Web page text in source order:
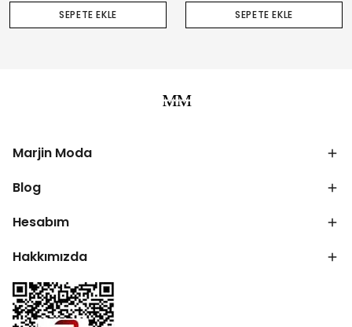
SEPETE EKLE SEPETE EKLE
Marjin Moda
Blog
Hesabım
Hakkımızda